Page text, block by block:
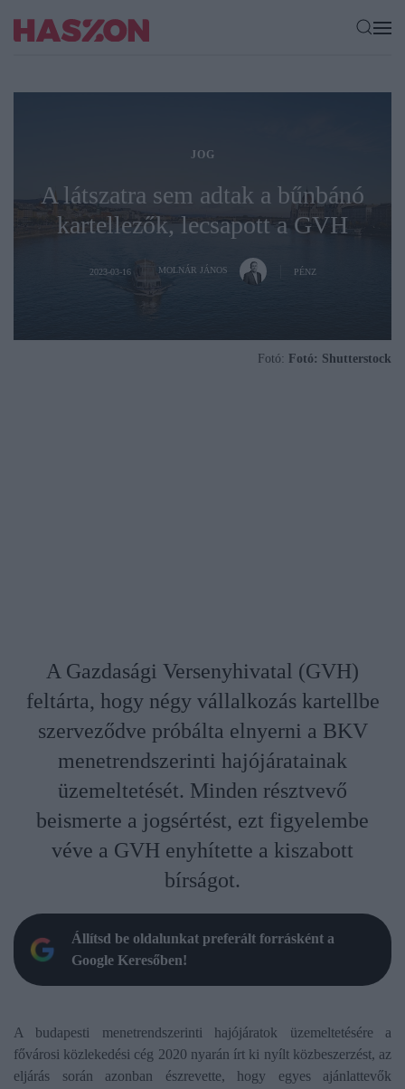
JOG
A látszatra sem adtak a bűnbánó
kartellezők, lecsapott a GVH
2023-03-16 MOLNÁR JÁNOS PÉNZ
Fotó: Fotó: Shutterstock
A Gazdasági Versenyhivatal (GVH)
feltárta, hogy négy vállalkozás kartellbe
szerveződve próbálta elnyerni a BKV
menetrendszerinti hajójáratainak
üzemeltetését. Minden résztvevő
beismerte a jogsértést, ezt figyelembe
véve a GVH enyhítette a kiszabott
bírságot.
Állítsd be oldalunkat preferált forrásként a
Google Keresőben!
A budapesti menetrendszerinti hajójáratok üzemeltetésére a
fővárosi közlekedési cég 2020 nyarán írt ki nyílt közbeszerzést, az
eljárás során azonban észrevette, hogy egyes ajánlattevők